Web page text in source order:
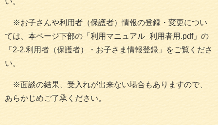
※お子さんや利用者（保護者）情報の登録・変更につい
ては、本ページ下部の「利用マニュアル_利用者用.pdf」の
「2-2.利用者（保護者）・お子さま情報登録」をご覧くださ
い。
※面談の結果、受入れが出来ない場合もありますので、
あらかじめご了承ください。